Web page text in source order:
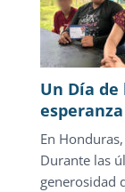
la
justicia
sólo
1.3%
de
Un Día
En
Durante las
generosidad